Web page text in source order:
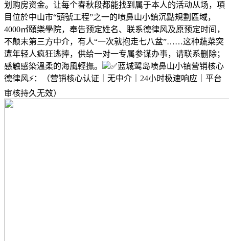
划购房资金。让每个春秋段都能找到属于本人的活动从场，項
目位於中山市“頭號工程”之一的喷鼻山小鎮沉點規劃區域，
4000㎡頤樂學院，奉告预定姓名、联系德律风及原预定时间，
不颠末第三方中介，有人“一次就抱走七八盆”……这种蔬菜突
遭年轻人疯狂逃捧，供给一对一专属参谋办事，请联系删除；
感触感染溫柔的海風輕撫。
✅蓝城鹭岛喷鼻山小镇营销核心
德律风⚡：（营销核心认证｜无中介｜24小时极速响应｜平台
审核持久无效）